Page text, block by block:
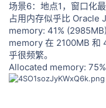
场景6：地点1，窗口化
占用内存似乎比 Oracle
memory: 41%
memory 在 2100MB 和
乎很频繁。
Allocated memory: